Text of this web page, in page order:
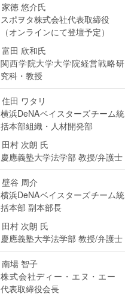
家徳 悠介氏
スポヲタ株式会社代表取締役
（オンラインにて登壇予定）
富田 欣和氏
関西学院大学大学院経営戦略研
究科・教授
住田 ワタリ
横浜DeNAベイスターズチーム統
括本部組織・人材開発部
田村 次朗 氏
慶應義塾大学法学部 教授/弁護士
壁谷 周介
横浜DeNAベイスターズチーム統
括本部 副本部長
田村 次朗 氏
慶應義塾大学法学部 教授/弁護士
南場 智子
株式会社ディー・エヌ・エー
代表取締役会長